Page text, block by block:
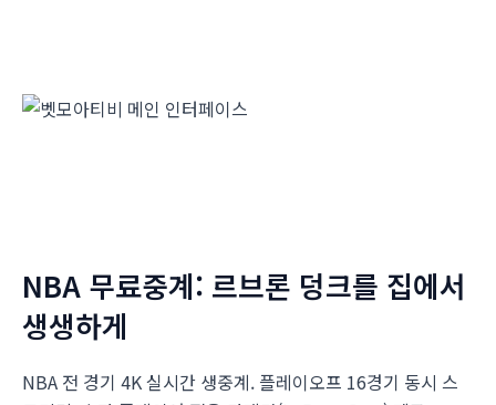
NBA 무료중계: 르브론 덩크를 집에서
생생하게
NBA 전 경기 4K 실시간 생중계. 플레이오프 16경기 동시 스